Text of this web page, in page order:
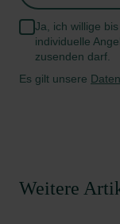
Ja, ich willige
individuelle
zusenden darf.
Es gilt unsere
Weitere